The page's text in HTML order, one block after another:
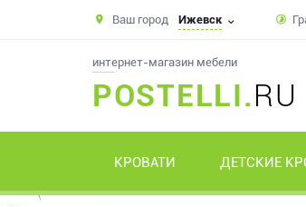
Ваш город Ижевск
интернет-магазин мебели
POSTELLI.RU
КРОВАТИ ДЕТСКИЕ